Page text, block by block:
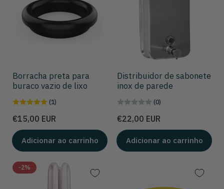
o
r
Borracha preta para
buraco vazio de lixo
(1)
Preço
€15,00 EUR
Adicionar ao carrinho
Distribuidor de sabonete
inox de parede
(0)
Preço
€22,00 EUR
Adicionar ao carrinho
-2%